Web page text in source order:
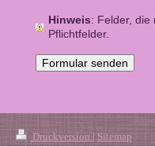
Hinweis : Felder, die
Pflichtfelder.
Druckversion | Sitemap